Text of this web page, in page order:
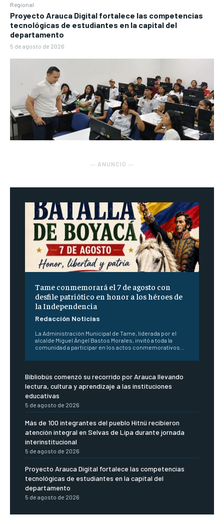
Regional
Proyecto Arauca Digital fortalece las competencias
tecnológicas de estudiantes en la capital del
departamento
5 de agosto de 2026
― ANUNCIO ―
Tame conmemorará el 7 de agosto con
desfile patriótico en honor a los héroes de
la Independencia
Redacción Noticias
La Administración Municipal de Tame, liderada por el
alcalde Miguel Ángel Bastos Morales, invitó a toda la
comunidad a participar en los actos conmemorativos...
Bibliobús comenzó su recorrido por Arauca llevando
lectura, cultura y aprendizaje a las instituciones
educativas
5 de agosto de 2026
Más de 100 integrantes del pueblo Hitnü recibieron
atención integral en Selvas de Lipa durante jornada
interinstitucional
5 de agosto de 2026
Proyecto Arauca Digital fortalece las competencias
tecnológicas de estudiantes en la capital del
departamento
5 de agosto de 2026